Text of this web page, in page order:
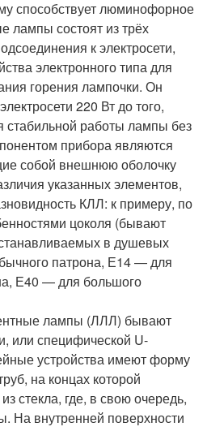
способствует люминофорное
лампы состоят из трёх
к электросети,
электронного типа для
горения лампочки. Он
220 Вт до того,
стабильной работы лампы без
прибора являются
собой внешнюю оболочку
указанных элементов,
КЛЛ: к примеру, по
цоколя (бывают
в душевых
патрона, Е14 — для
Е40 — для большого
лампы (ЛЛЛ) бывают
или специфической U-
устройства имеют форму
на концах которой
стекла, где, в свою очередь,
На внутренней поверхности